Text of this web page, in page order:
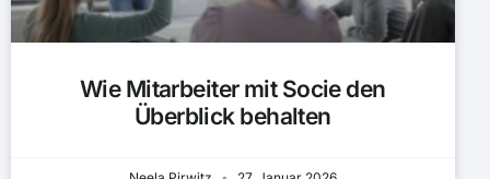
Wie Mitarbeiter mit Socie den
Überblick behalten